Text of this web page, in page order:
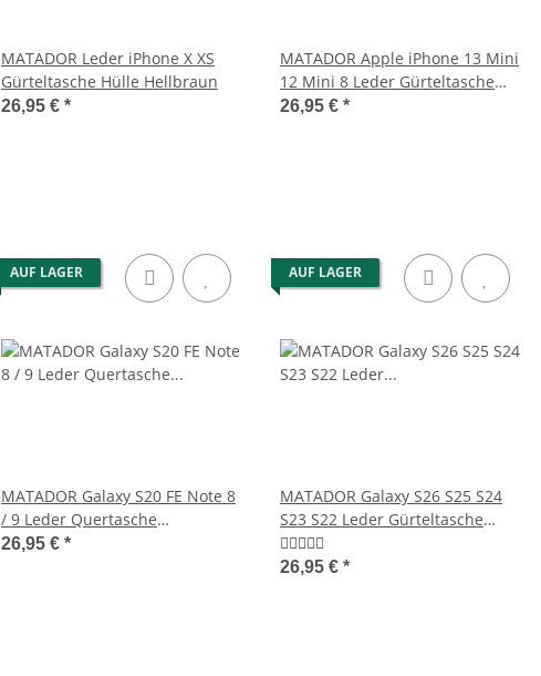
MATADOR Leder iPhone X XS
Gürteltasche Hülle Hellbraun
26,95 € *
MATADOR Apple iPhone 13 Mini
12 Mini 8 Leder Gürteltasche
Clip Braun
26,95 € *
AUF LAGER
MATADOR Galaxy S20 FE Note 8
/ 9 Leder Quertasche
Gürteltasche Braun
26,95 € *
AUF LAGER
MATADOR Galaxy S26 S25 S24
S23 S22 Leder Gürteltasche
Schwarz
26,95 € *